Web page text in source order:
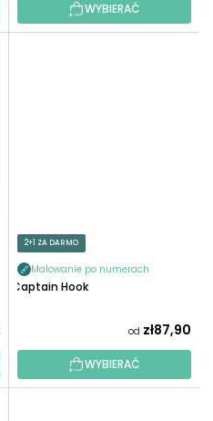
WYBIERAĆ
2+1 ZA DARMO
Malowanie po numerach
Captain Hook
od zł87,90
WYBIERAĆ